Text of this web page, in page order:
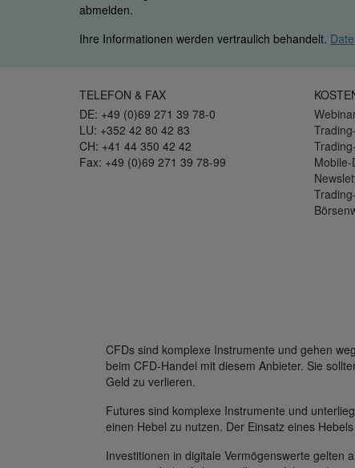
abmelden.
Ihre Informationen werden vertraulich behandelt.
TELEFON & FAX
DE: +49 (0)69 271 39 78-0
LU: +352 42 80 42 83
CH: +41 44 350 42 42
Fax: +49 (0)69 271 39 78-99
Mobile-
CFDs sind komplexe Instrumente und gehen
beim CFD-Handel mit diesem Anbieter. Sie
Geld zu verlieren.
Futures sind komplexe Instrumente und
einen Hebel zu nutzen. Der Einsatz eines
Investitionen in digitale Vermögenswerte gelten